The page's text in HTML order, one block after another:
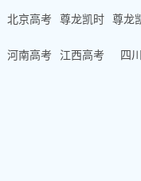
北京高考 尊龙凯时 尊龙
河南高考 江西高考 四